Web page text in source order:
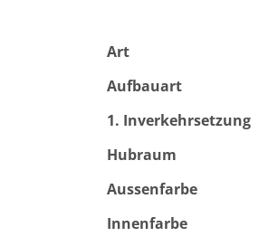
Art
Aufbauart
1. Inverkehrsetzung
Hubraum
Aussenfarbe
Innenfarbe